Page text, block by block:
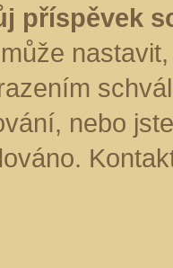
příspěvek
nebo